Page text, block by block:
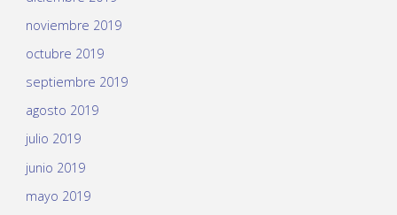
noviembre 2019
octubre 2019
septiembre 2019
agosto 2019
julio 2019
junio 2019
mayo 2019